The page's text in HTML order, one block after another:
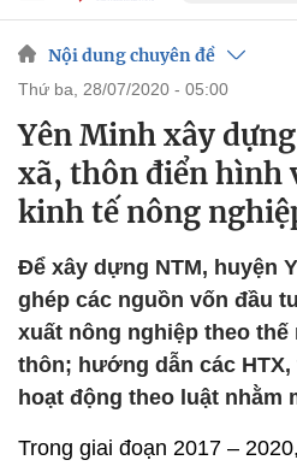
Nội dung chuyên đề
thứ ba, 28/07/2020 - 05:00
Yên Minh xây
xã, thôn điển hình
kinh tế nông
Để xây dựng NTM, huyện
ghép các nguồn vốn đầu
xuất nông nghiệp theo thế
thôn; hướng dẫn các
hoạt động theo luật nhằm
Trong giai đoạn 2017 –